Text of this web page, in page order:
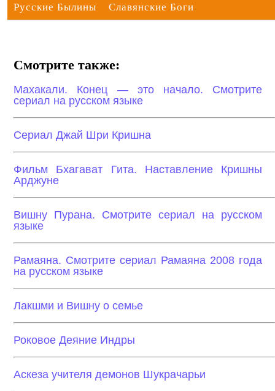
Русские Былины Славянские Боги
Смотрите также:
Махакали. Конец — это начало. Смотрите
сериал на русском языке
Сериал Джай Шри Кришна
Фильм Бхагават Гита. Наставление Кришны
Арджуне
Вишну Пурана. Смотрите сериал на русском
языке
Рамаяна. Смотрите сериал Рамаяна 2008 года
на русском языке
Лакшми и Вишну о семье
Роковое Деяние Индры
Аскеза учителя демонов Шукрачарьи